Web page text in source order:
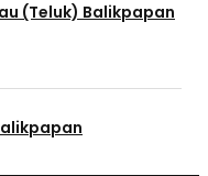
(Teluk) Balikpapan